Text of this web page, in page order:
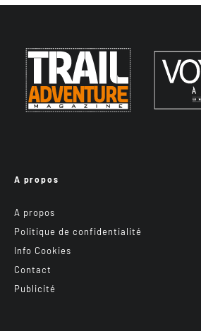
A propos
A propos
Politique de confidentialité
Info Cookies
Contact
Publicité